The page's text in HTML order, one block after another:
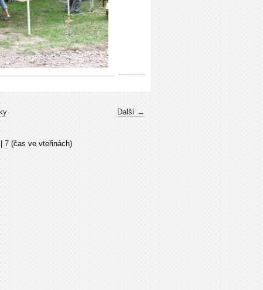
Další →
7(čas ve vteřinách)